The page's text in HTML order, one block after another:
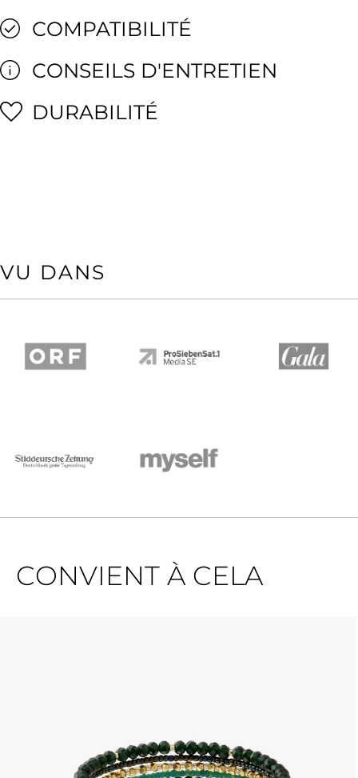
COMPATIBILITÉ
CONSEILS D'ENTRETIEN
DURABILITÉ
VU DANS
CONVIENT À CELA